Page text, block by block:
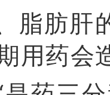
脂肪肝
用药会